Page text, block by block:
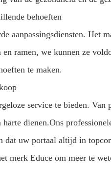
behoeften
aanpassingsdiensten. Het
ramen, we kunnen ze
te maken.
service te bieden.
dienen.Ons
dat uw portaal altijd in
merk Educe om meer te